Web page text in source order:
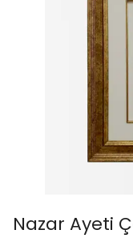
Nazar Ayeti